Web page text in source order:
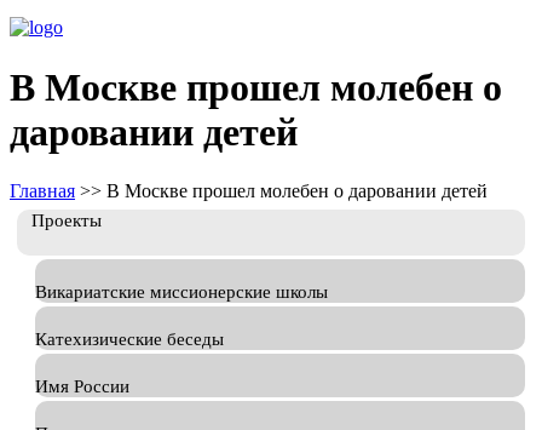
В Москве прошел молебен о
даровании детей
Главная >> В Москве прошел молебен о даровании детей
Проекты
Викариатские миссионерские школы
Катехизические беседы
Имя России